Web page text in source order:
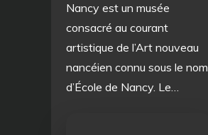
Nancy est un musée
consacré au courant
artistique de l’Art nouveau
nancéien connu sous le nom
d’École de Nancy. Le…